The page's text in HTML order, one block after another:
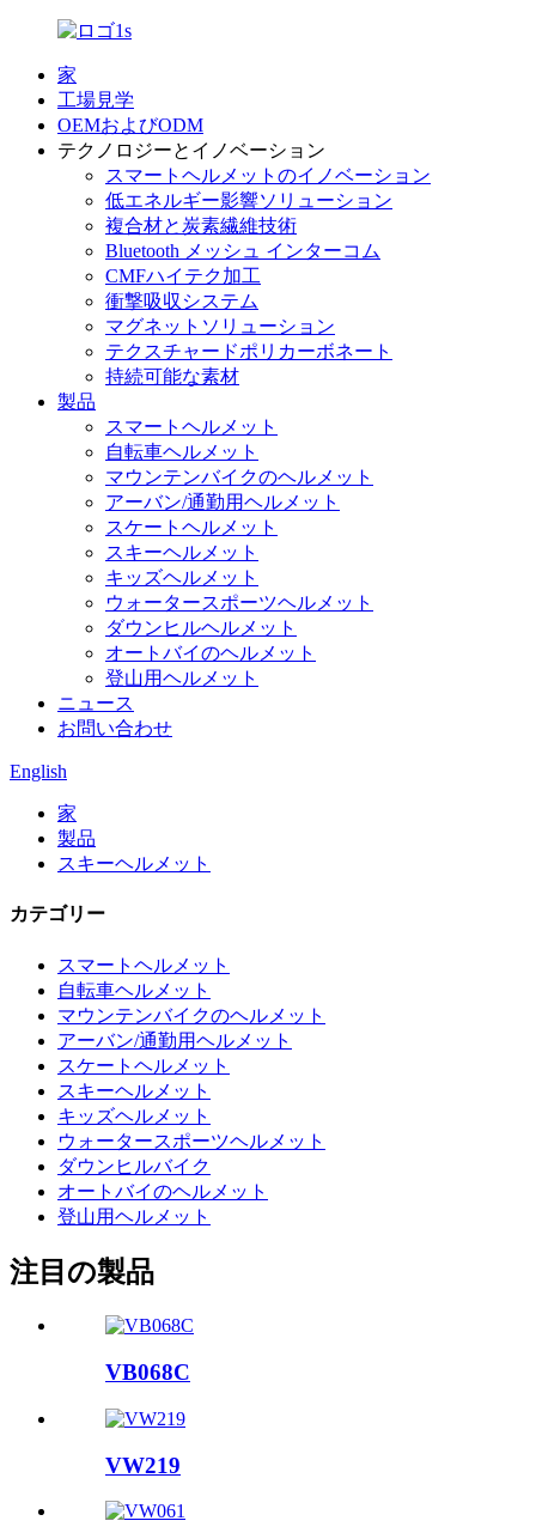
家
工場見学
OEMおよびODM
テクノロジーとイノベーション
スマートヘルメットのイノベーション
低エネルギー影響ソリューション
複合材と炭素繊維技術
Bluetooth メッシュ インターコム
CMFハイテク加工
衝撃吸収システム
マグネットソリューション
テクスチャードポリカーボネート
持続可能な素材
製品
スマートヘルメット
自転車ヘルメット
マウンテンバイクのヘルメット
アーバン/通勤用ヘルメット
スケートヘルメット
スキーヘルメット
キッズヘルメット
ウォータースポーツヘルメット
ダウンヒルヘルメット
オートバイのヘルメット
登山用ヘルメット
ニュース
お問い合わせ
English
家
製品
スキーヘルメット
カテゴリー
スマートヘルメット
自転車ヘルメット
マウンテンバイクのヘルメット
アーバン/通勤用ヘルメット
スケートヘルメット
スキーヘルメット
キッズヘルメット
ウォータースポーツヘルメット
ダウンヒルバイク
オートバイのヘルメット
登山用ヘルメット
注目の製品
VB068C
VW219